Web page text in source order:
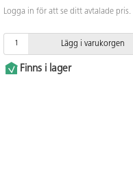
Logga in för att se ditt avtalade pris.
Lägg i varukorgen
Finns i lager